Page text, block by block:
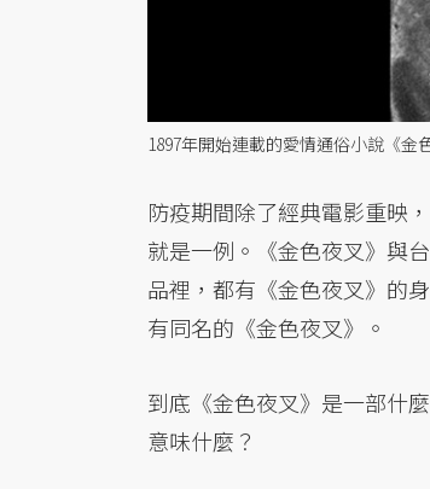
1897年開始連載的愛情通俗小說《
防疫期間除了經典電影重映
就是一例。《金色夜叉》與
品裡，都有《金色夜叉》的
有同名的《金色夜叉》。
到底《金色夜叉》是一部什
意味什麼？